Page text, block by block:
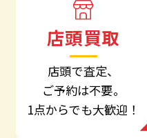
店頭買取
店頭で査定、
ご予約は不要。
1点からでも大歓迎！